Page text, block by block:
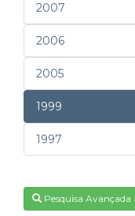
2007
2006
2005
1999
1997
Pesquisa Avançada